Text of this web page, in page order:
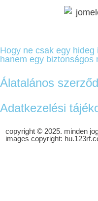
Hogy ne csak egy hideg
hanem egy biztonságos
Álatalános
Adatkezelési
copyright © 2025. minden
images copyright: